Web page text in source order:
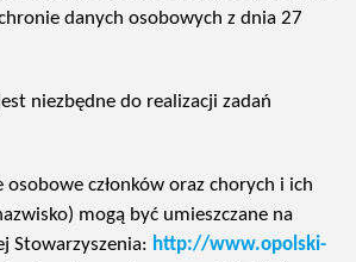
danych osobowych z dnia 27
niezbędne do realizacji zadań
członków oraz chorych i ich
mogą być umieszczane na
Stowarzyszenia: http://www.opolski-